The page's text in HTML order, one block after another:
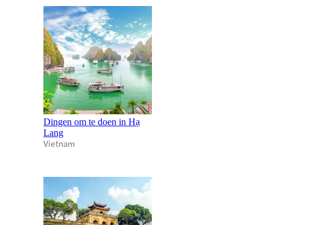
Dingen om te doen in Hạ
Lang
Vietnam